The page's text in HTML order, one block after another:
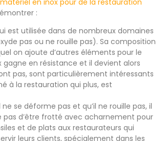
:
est utilisée dans de nombreux domaines
pas ou ne rouille pas). Sa composition
on ajoute d’autres éléments pour le
gagne en résistance et il devient alors
pas, sont particulièrement intéressants
à la restauration qui plus, est
se déforme pas et qu’il ne rouille pas, il
d’être frotté avec acharnement pour
et de plats aux restaurateurs qui
leurs clients, spécialement dans les